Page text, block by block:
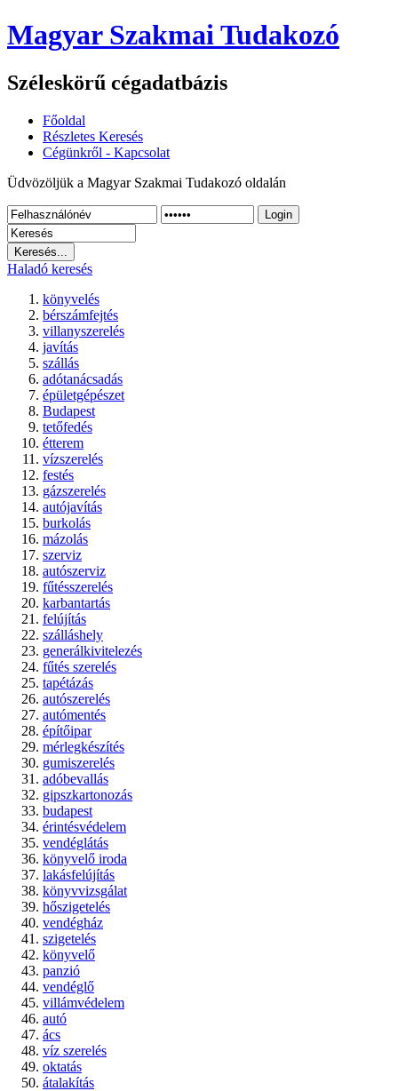
Magyar Szakmai Tudakozó
Széleskörű cégadatbázis
Főoldal
Részletes Keresés
Cégünkről - Kapcsolat
Üdvözöljük a Magyar Szakmai Tudakozó oldalán
Login
Haladó keresés
könyvelés
bérszámfejtés
villanyszerelés
javítás
szállás
adótanácsadás
épületgépészet
Budapest
tetőfedés
étterem
vízszerelés
festés
gázszerelés
autójavítás
burkolás
mázolás
szerviz
autószerviz
fűtésszerelés
karbantartás
felújítás
szálláshely
generálkivitelezés
fűtés szerelés
tapétázás
autószerelés
autómentés
építőipar
mérlegkészítés
gumiszerelés
adóbevallás
gipszkartonozás
budapest
érintésvédelem
vendéglátás
könyvelő iroda
lakásfelújítás
könyvvizsgálat
hőszigetelés
vendégház
szigetelés
könyvelő
panzió
vendéglő
villámvédelem
autó
ács
víz szerelés
oktatás
átalakítás